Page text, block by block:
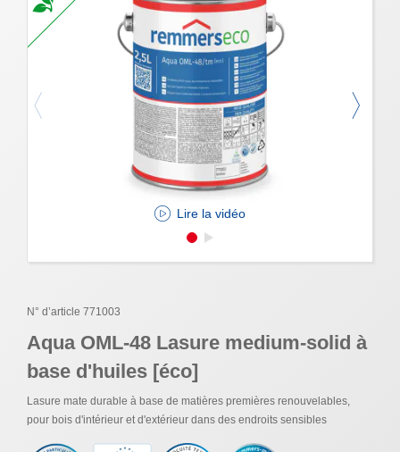
Lire la vidéo
N° d’article 771003
Aqua OML-48 Lasure medium-solid à
base d'huiles [éco]
Lasure mate durable à base de matières premières renouvelables,
pour bois d'intérieur et d'extérieur dans des endroits sensibles